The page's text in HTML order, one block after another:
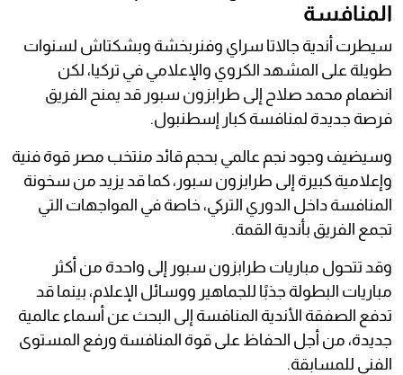
المنافسة
سيطرت أندية جالاتا سراي وفنربخشة وبشكتاش لسنوات
طويلة على المشهد الكروي والإعلامي في تركيا، لكن
انضمام محمد صلاح إلى طرابزون سبور قد يمنح الفريق
فرصة جديدة لمنافسة كبار إسطنبول.
وسيضيف وجود نجم عالمي بحجم قائد منتخب مصر قوة فنية
وإعلامية كبيرة إلى طرابزون سبور، كما قد يزيد من سخونة
المنافسة داخل الدوري التركي، خاصة في المواجهات التي
تجمع الفريق بأندية القمة.
وقد تتحول مباريات طرابزون سبور إلى واحدة من أكثر
مباريات البطولة جذبًا للجماهير ووسائل الإعلام، بينما قد
تدفع الصفقة الأندية المنافسة إلى البحث عن أسماء عالمية
جديدة، من أجل الحفاظ على قوة المنافسة ورفع المستوى
الفني للمسابقة.